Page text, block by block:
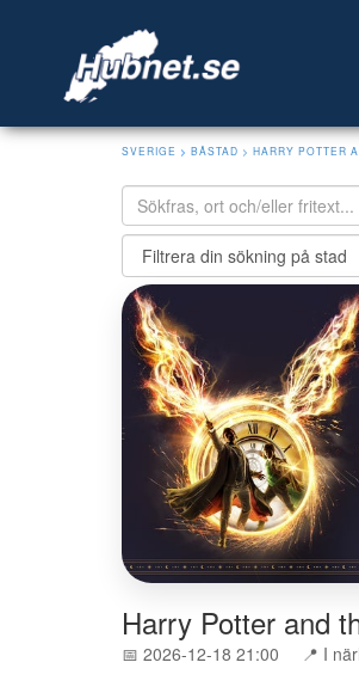
SVERIGE > BÅSTAD > HARRY POTTER
Harry Potter and
📅 2026-12-18 21:00 📍 I